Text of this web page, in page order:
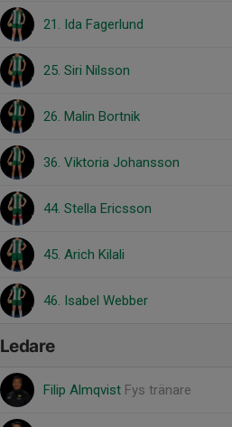
21. Ida Fagerlund
25. Siri Nilsson
26. Malin Bortnik
36. Viktoria Johansson
44. Stella Ericsson
45. Arich Kilali
46. Isabel Webber
Ledare
Filip Almqvist Fys tränare